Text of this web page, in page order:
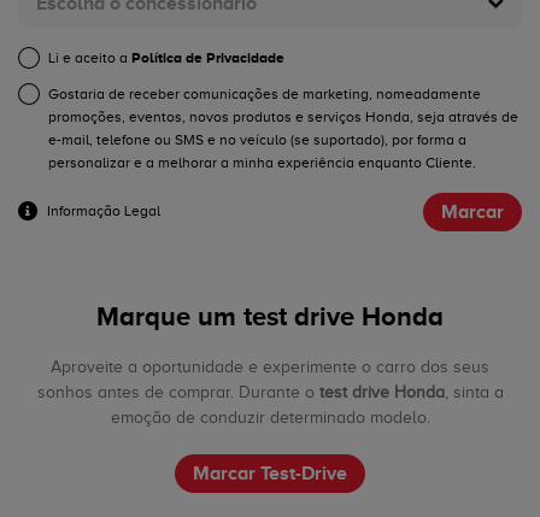
Li e aceito a Política de Privacidade
Gostaria de receber comunicações de marketing, nomeadamente
promoções, eventos, novos produtos e serviços Honda, seja através de
e-mail, telefone ou SMS e no veículo (se suportado), por forma a
personalizar e a melhorar a minha experiência enquanto Cliente.
Informação Legal Marcar
Marque um test drive Honda
Aproveite a oportunidade e experimente o carro dos seus
sonhos antes de comprar. Durante o test drive Honda, sinta a
emoção de conduzir determinado modelo.
Marcar Test-Drive